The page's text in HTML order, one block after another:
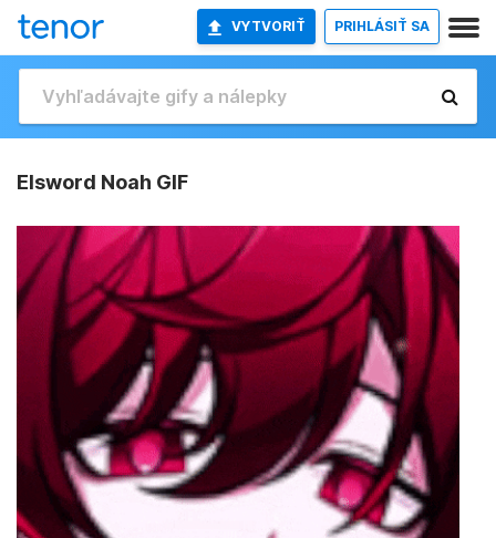
VYTVORIŤ PRIHLÁSIŤ SA
Elsword Noah GIF